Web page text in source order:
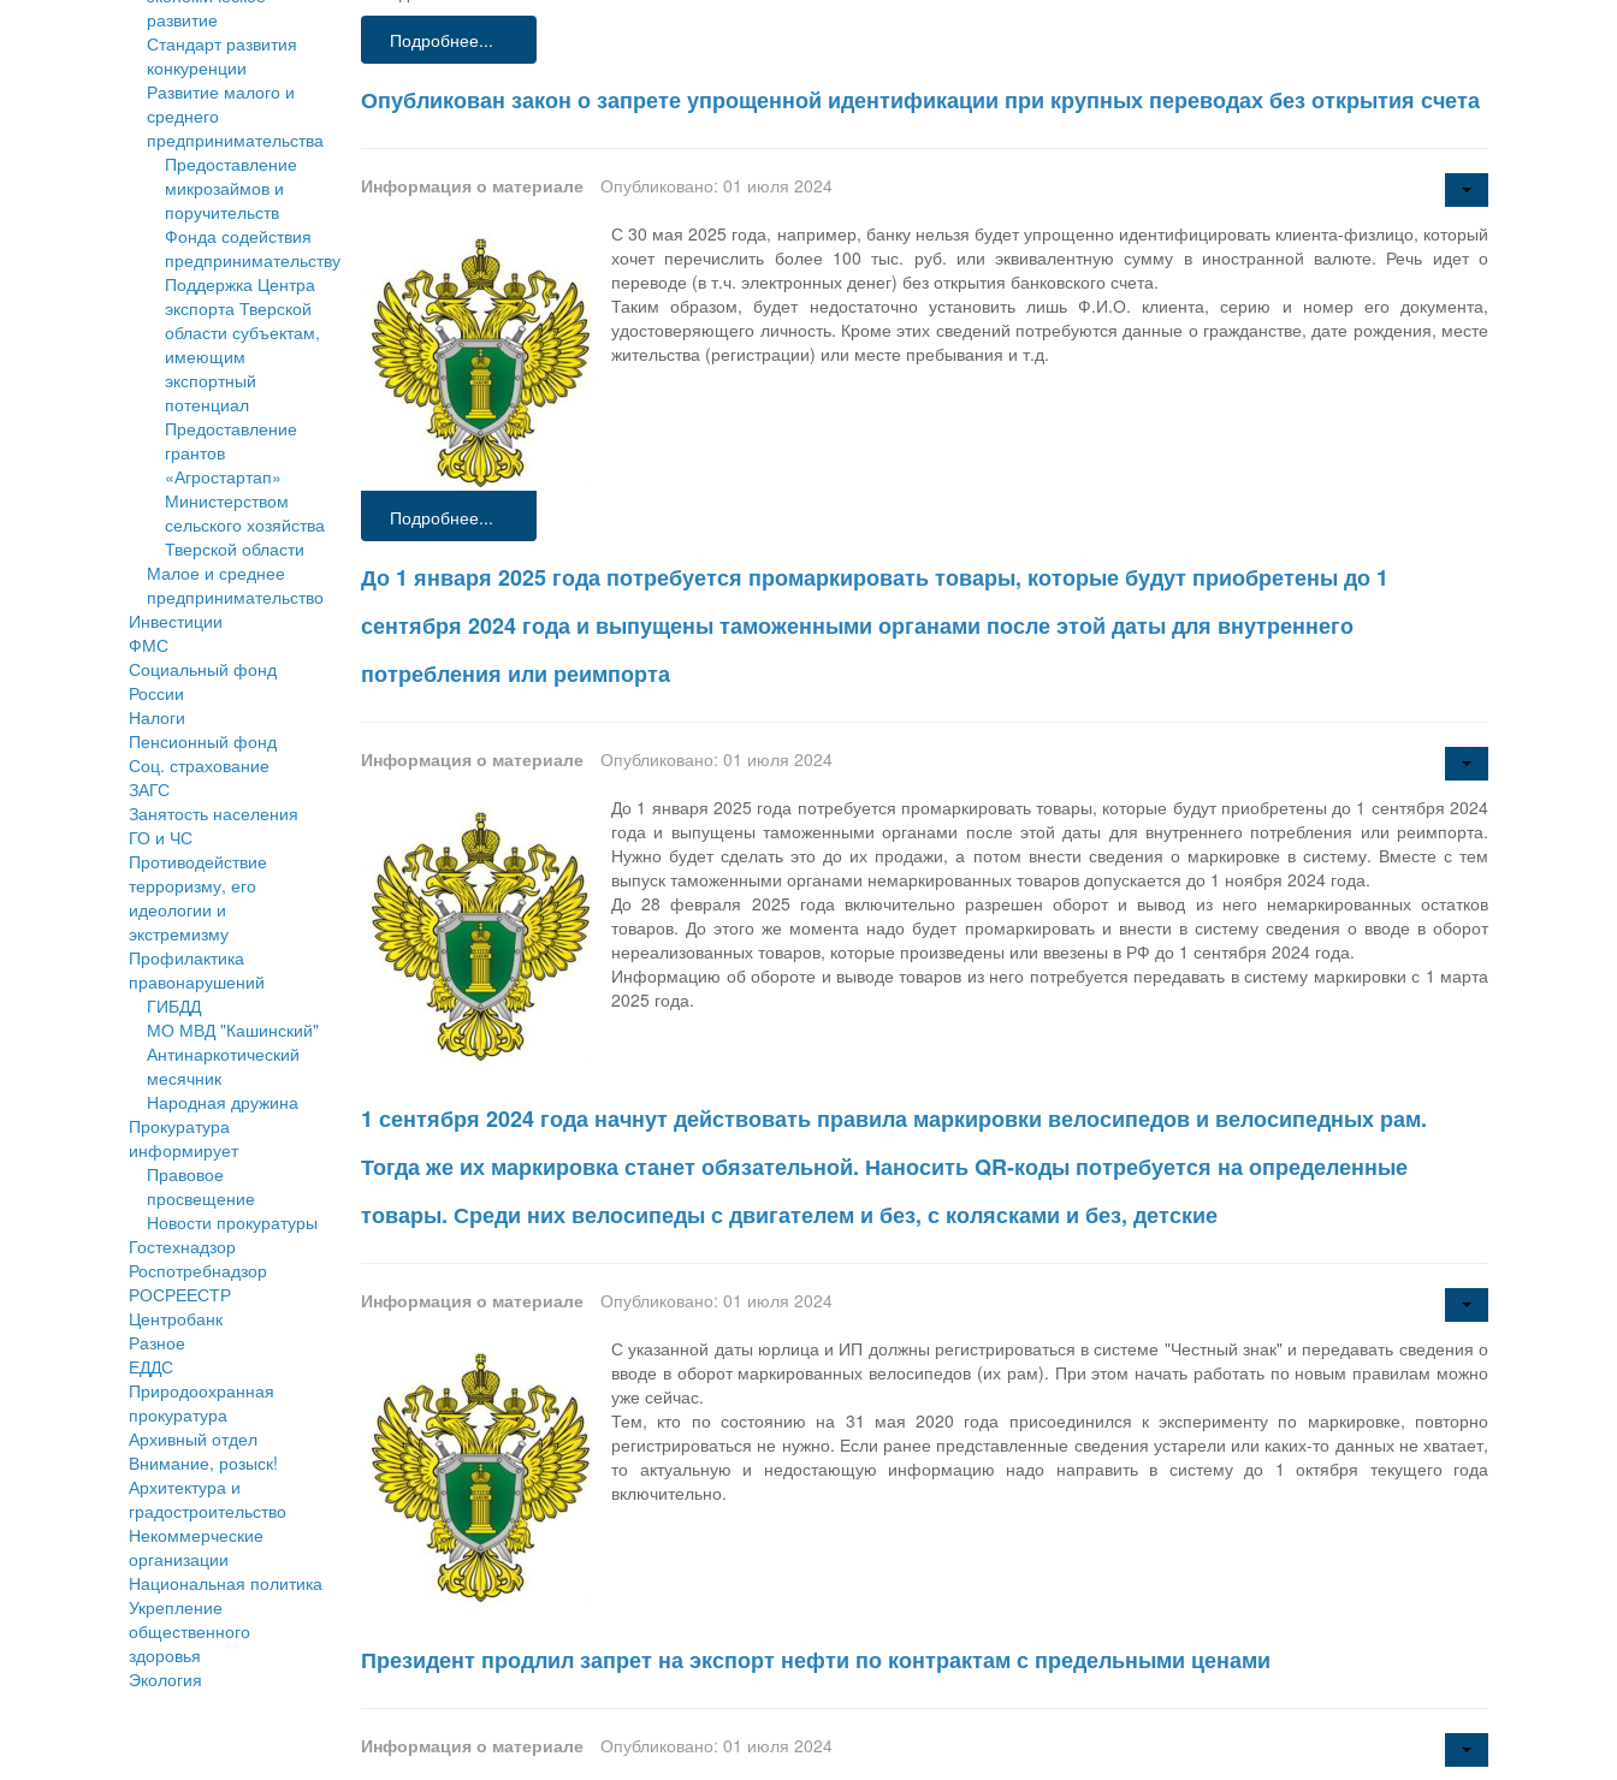
развитие
Стандарт развития
конкуренции
Развитие малого и
среднего
предпринимательства
Предоставление
микрозаймов и
поручительств
Фонда содействия
предпринимательству
Поддержка Центра
экспорта Тверской
области субъектам,
имеющим
экспортный
потенциал
Предоставление
грантов
«Агростартап»
Министерством
сельского хозяйства
Тверской области
Малое и среднее
предпринимательство
Инвестиции
ФМС
Социальный фонд
России
Налоги
Пенсионный фонд
Соц. страхование
ЗАГС
Занятость населения
ГО и ЧС
Противодействие
терроризму, его
идеологии и
экстремизму
Профилактика
правонарушений
ГИБДД
МО МВД "Кашинский"
Антинаркотический
месячник
Народная дружина
Прокуратура
информирует
Правовое
просвещение
Новости прокуратуры
Гостехнадзор
Роспотребнадзор
РОСРЕЕСТР
Центробанк
Разное
ЕДДС
Природоохранная
прокуратура
Архивный отдел
Внимание, розыск!
Архитектура и
градостроительство
Некоммерческие
организации
Национальная политика
Укрепление
общественного
здоровья
Экология
Подробнее...
Опубликован закон о запрете упрощенной идентификации при крупных переводах без открытия счета
Информация о материале
Опубликовано: 01 июля 2024
С 30 мая 2025 года, например, банку нельзя будет упрощенно идентифицировать клиента-физлицо, который
хочет перечислить более 100 тыс. руб. или эквивалентную сумму в иностранной валюте. Речь идет о
переводе (в т.ч. электронных денег) без открытия банковского счета.
Таким образом, будет недостаточно установить лишь Ф.И.О. клиента, серию и номер его документа,
удостоверяющего личность. Кроме этих сведений потребуются данные о гражданстве, дате рождения, месте
жительства (регистрации) или месте пребывания и т.д.
Подробнее...
До 1 января 2025 года потребуется промаркировать товары, которые будут приобретены до 1
сентября 2024 года и выпущены таможенными органами после этой даты для внутреннего
потребления или реимпорта
Информация о материале
Опубликовано: 01 июля 2024
До 1 января 2025 года потребуется промаркировать товары, которые будут приобретены до 1 сентября 2024
года и выпущены таможенными органами после этой даты для внутреннего потребления или реимпорта.
Нужно будет сделать это до их продажи, а потом внести сведения о маркировке в систему. Вместе с тем
выпуск таможенными органами немаркированных товаров допускается до 1 ноября 2024 года.
До 28 февраля 2025 года включительно разрешен оборот и вывод из него немаркированных остатков
товаров. До этого же момента надо будет промаркировать и внести в систему сведения о вводе в оборот
нереализованных товаров, которые произведены или ввезены в РФ до 1 сентября 2024 года.
Информацию об обороте и выводе товаров из него потребуется передавать в систему маркировки с 1 марта
2025 года.
1 сентября 2024 года начнут действовать правила маркировки велосипедов и велосипедных рам.
Тогда же их маркировка станет обязательной. Наносить QR-коды потребуется на определенные
товары. Среди них велосипеды с двигателем и без, с колясками и без, детские
Информация о материале
Опубликовано: 01 июля 2024
С указанной даты юрлица и ИП должны регистрироваться в системе "Честный знак" и передавать сведения о
вводе в оборот маркированных велосипедов (их рам). При этом начать работать по новым правилам можно
уже сейчас.
Тем, кто по состоянию на 31 мая 2020 года присоединился к эксперименту по маркировке, повторно
регистрироваться не нужно. Если ранее представленные сведения устарели или каких-то данных не хватает,
то актуальную и недостающую информацию надо направить в систему до 1 октября текущего года
включительно.
Президент продлил запрет на экспорт нефти по контрактам с предельными ценами
Информация о материале
Опубликовано: 01 июля 2024